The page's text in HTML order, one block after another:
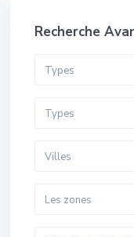
Recherche
Types
Types
Villes
Les zones